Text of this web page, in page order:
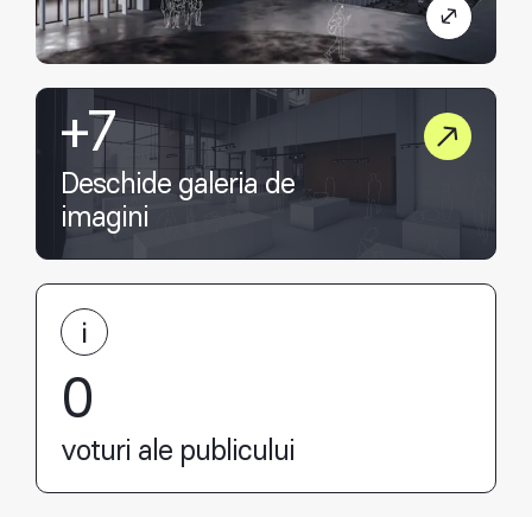
+7
Deschide galeria de
imagini
0
voturi ale publicului